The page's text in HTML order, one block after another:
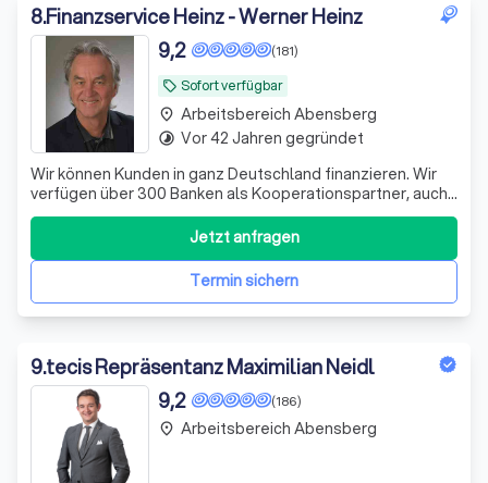
8.Finanzservice Heinz - Werner Heinz
local_offer Sofort verfügbar
(181)
9,2
Wir können Kunden in ganz Deutschland finanzieren. Wir
verfügen über 300 Banken als Kooperationspartner, auch
Vollfinanzierung ohne Eigenkapital möglich. Interessant
auch Optimierung Ihrer bestehenden Finanzierungen
durch Zusammenfassung vorhandener Verbindlichkeiten
mit dem Ziel teils erheblicher R
Termin sichern
Jetzt anfragen
place Arbeitsbereich Abensberg
timelapse Vor 42 Jahren gegründet
9.tecis Repräsentanz Maximilian Neidl
(186)
9,2
place Arbeitsbereich Abensberg